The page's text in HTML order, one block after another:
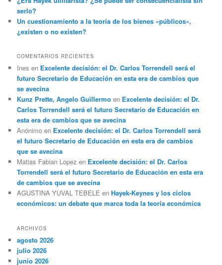
serlo?
Un cuestionamiento a la teoría de los bienes «públicos»,
¿existen o no existen?
COMENTARIOS RECIENTES
Ines en Excelente decisión: el Dr. Carlos Torrendell será el
futuro Secretario de Educación en esta era de cambios que
se avecina
Kunz Prette, Angelo Guillermo en Excelente decisión: el Dr.
Carlos Torrendell será el futuro Secretario de Educación en
esta era de cambios que se avecina
Anónimo en Excelente decisión: el Dr. Carlos Torrendell será
el futuro Secretario de Educación en esta era de cambios
que se avecina
Matias Fabian Lopez en Excelente decisión: el Dr. Carlos
Torrendell será el futuro Secretario de Educación en esta era
de cambios que se avecina
AGUSTINA YUVAL TEBELE enHayek-Keynes y los ciclos
económicos: un debate que marca toda la teoría económica
ARCHIVOS
agosto 2026
julio 2026
junio 2026